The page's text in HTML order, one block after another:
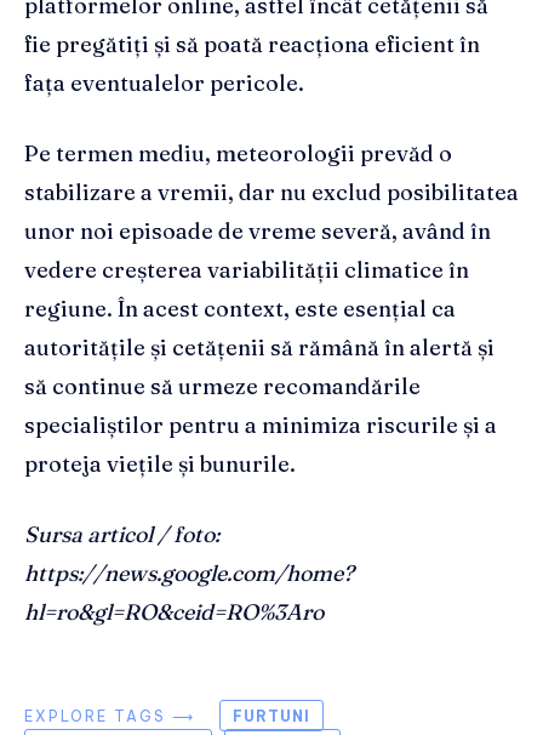
fie pregătiți și să poată reacționa eficient în
fața eventualelor pericole.
Pe termen mediu, meteorologii prevăd o
stabilizare a vremii, dar nu exclud posibilitatea
unor noi episoade de vreme severă, având în
vedere creșterea variabilității climatice în
regiune. În acest context, este esențial ca
autoritățile și cetățenii să rămână în alertă și
să continue să urmeze recomandările
specialiștilor pentru a minimiza riscurile și a
proteja viețile și bunurile.
Sursa articol / foto:
https://news.google.com/home?
hl=ro&gl=RO&ceid=RO%3Aro
EXPLORE TAGS ⟶ FURTUNI